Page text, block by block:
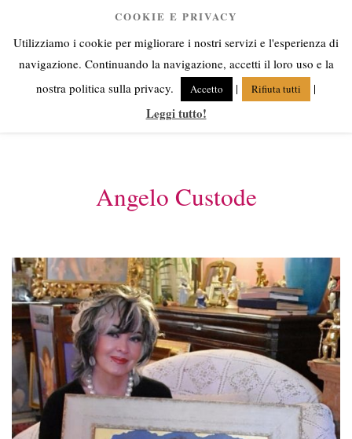
contenuto
Anna Corsini
Angeli fra cielo e terra
Menu
Angelo Custode
COOKIE E PRIVACY
Utilizziamo i cookie per migliorare i nostri servizi e l'esperienza di
navigazione. Continuando la navigazione, accetti il loro uso e la
nostra politica sulla privacy.
Accetto | Rifiuta tutti |
Leggi tutto!